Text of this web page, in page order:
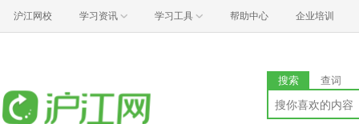
沪江网校 学习资讯 学习工具 帮助中心 企业培训
搜索 查词